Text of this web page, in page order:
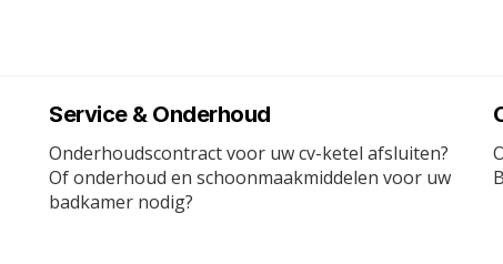
Service & Onderhoud
Onderhoudscontract voor uw cv-ketel afsluiten?
Of onderhoud en schoonmaakmiddelen voor uw
badkamer nodig?